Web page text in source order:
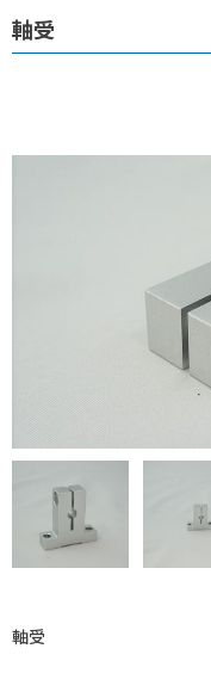
軸受
軸受